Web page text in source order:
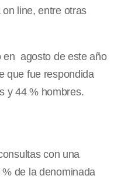
line, entre otras
en agosto de este año
que fue respondida
y 44 % hombres.
con una
de la denominada